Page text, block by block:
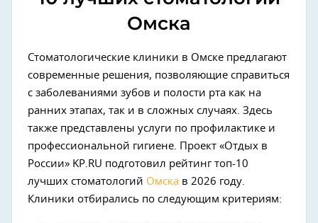
Омска
Стоматологические клиники в Омске предлагают
современные решения, позволяющие справиться
с заболеваниями зубов и полости рта как на
ранних этапах, так и в сложных случаях. Здесь
также представлены услуги по профилактике и
профессиональной гигиене. Проект «Отдых в
России» KP.RU подготовил рейтинг топ-10
лучших стоматологий Омска в 2026 году.
Клиники отбирались по следующим критериям: